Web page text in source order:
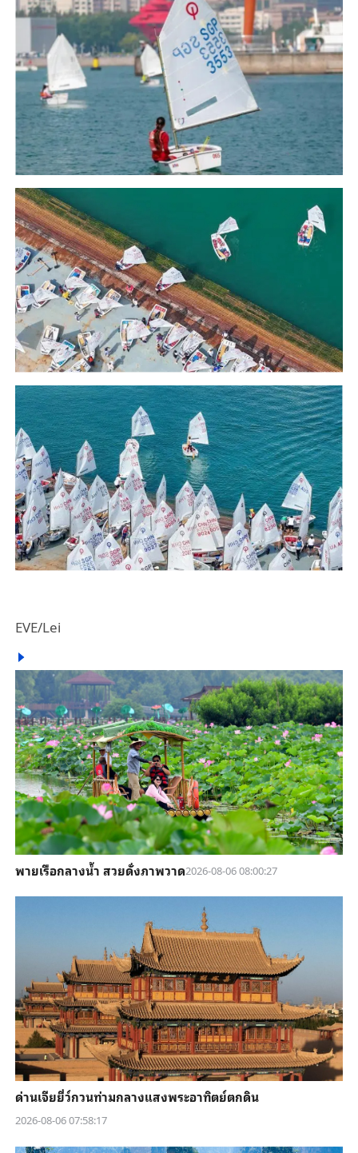
EVE/Lei
พายเรือกลางน้ำ สวยดั่งภาพวาด2026-08-06 08:00:27
ด่านเจียยี่ว์กวนท่ามกลางแสงพระอาทิตย์ตกดิน
2026-08-06 07:58:17